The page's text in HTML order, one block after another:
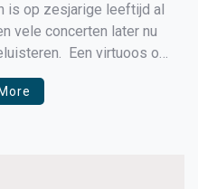
is op zesjarige leeftijd al
vele concerten later nu
Een virtuoos op
opleiding aan het
en won op jonge leeftijd